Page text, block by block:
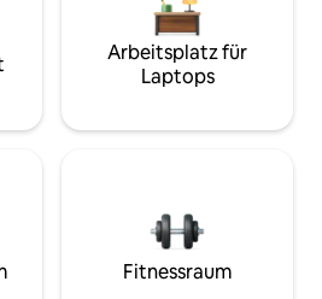
Arbeitsplatz für
Laptops
Fitnessraum